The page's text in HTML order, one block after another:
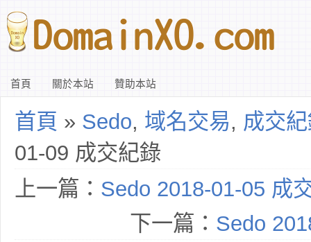
首頁 關於本站 贊助本站
首頁 » Sedo, 域名交易, 成交
01-09 成交紀錄
上一篇： Sedo 2018-01-05 成
下一篇： Sedo